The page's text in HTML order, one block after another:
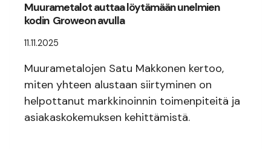
Muurametalot auttaa löytämään unelmien
kodin Groweon avulla
11.11.2025
Muurametalojen Satu Makkonen kertoo,
miten yhteen alustaan siirtyminen on
helpottanut markkinoinnin toimenpiteitä ja
asiakaskokemuksen kehittämistä.